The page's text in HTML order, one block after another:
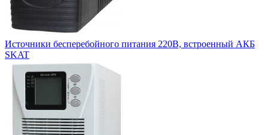
Источники бесперебойного питания 220В, встроенный АКБ
SKAT